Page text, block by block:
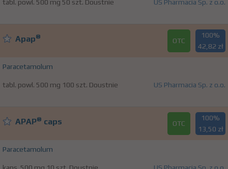
tabl. powl. 500 mg 50 szt. Doustnie US Pharmacia Sp. z o.o.
Apap® OTC
100%
42,82 zł
Paracetamolum
tabl. powl. 500 mg 100 szt. Doustnie US Pharmacia Sp. z o.o.
APAP® caps OTC
100%
13,50 zł
Paracetamolum